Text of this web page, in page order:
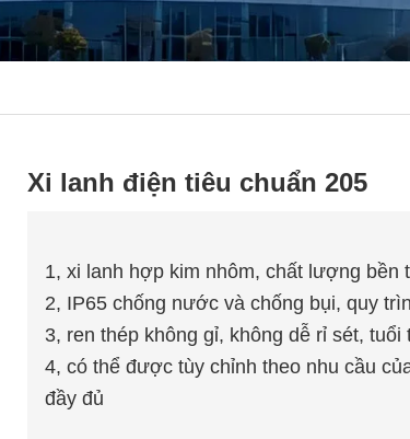
Xi lanh điện tiêu chuẩn 205
1, xi lanh hợp kim nhôm, chất lượng bền
2, IP65 chống nước và chống bụi, quy
3, ren thép không gỉ, không dễ rỉ sét, tuổi
4, có thể được tùy chỉnh theo nhu cầu
đầy đủ